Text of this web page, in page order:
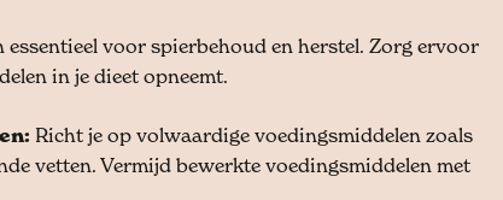
voor spierbehoud en herstel. Zorg ervoor
in je dieet opneemt.
Richt je op volwaardige voedingsmiddelen zoals
vetten. Vermijd bewerkte voedingsmiddelen met